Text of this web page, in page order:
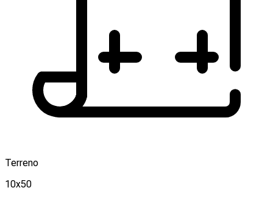
Terreno
10x50